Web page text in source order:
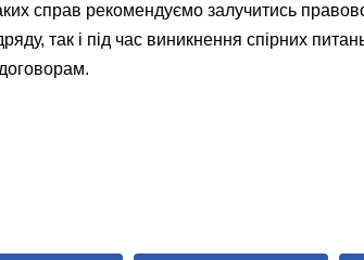
справ рекомендуємо залучитись
так і під час виникнення спірних